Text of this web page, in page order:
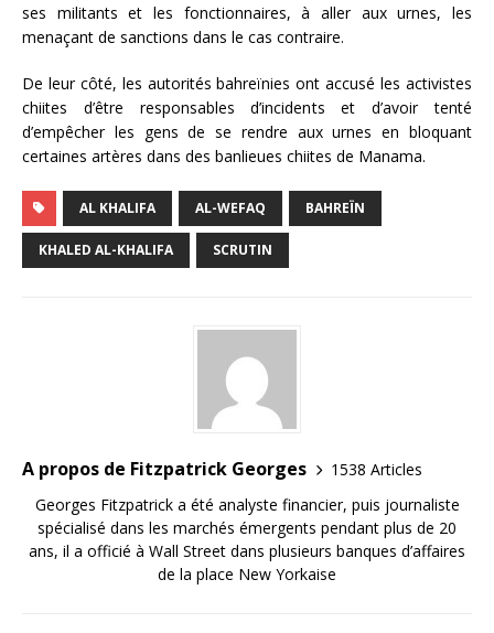
ses militants et les fonctionnaires, à aller aux urnes, les
menaçant de sanctions dans le cas contraire.
De leur côté, les autorités bahreïnies ont accusé les activistes
chiites d’être responsables d’incidents et d’avoir tenté
d’empêcher les gens de se rendre aux urnes en bloquant
certaines artères dans des banlieues chiites de Manama.
AL KHALIFA AL-WEFAQ BAHREÏN
KHALED AL-KHALIFA SCRUTIN
A propos de Fitzpatrick Georges
1538 Articles
Georges Fitzpatrick a été analyste financier, puis journaliste
spécialisé dans les marchés émergents pendant plus de 20
ans, il a officié à Wall Street dans plusieurs banques d’affaires
de la place New Yorkaise